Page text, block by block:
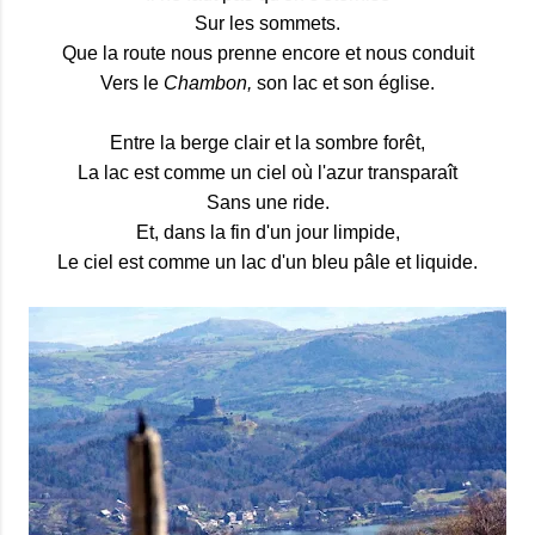
Sur les sommets.
Que la route nous prenne encore et nous conduit
Vers le Chambon, son lac et son église.
Entre la berge clair et la sombre forêt,
La lac est comme un ciel où l'azur transparaît
Sans une ride.
Et, dans la fin d'un jour limpide,
Le ciel est comme un lac d'un bleu pâle et liquide.